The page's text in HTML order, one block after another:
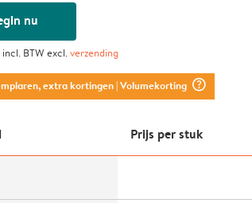
nu
BTW excl.verzending
extra kortingen| Volumekorting question_mark_circle
Prijs per stuk